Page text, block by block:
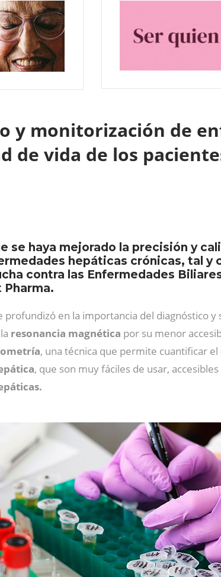
y monitorización de
de vida de los
se haya mejorado la precisión y
hepáticas crónicas, tal y
contra las Enfermedades
profundizó en la importancia del diagnóstico
resonancia magnética por su menor
, una técnica que permite cuantificar
, que son muy fáciles de usar,